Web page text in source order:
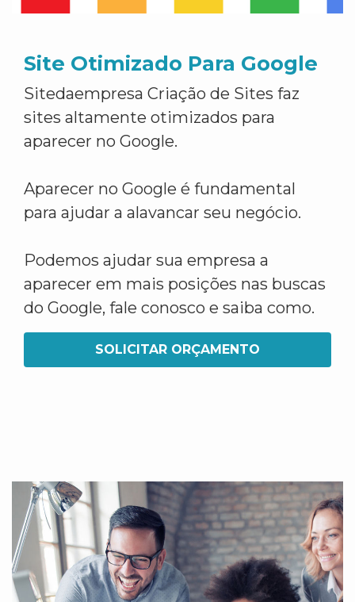
Site Otimizado Para Google
Sitedaempresa Criação de Sites faz
sites altamente otimizados para
aparecer no Google.
Aparecer no Google é fundamental
para ajudar a alavancar seu negócio.
Podemos ajudar sua empresa a
aparecer em mais posições nas buscas
do Google, fale conosco e saiba como.
SOLICITAR ORÇAMENTO